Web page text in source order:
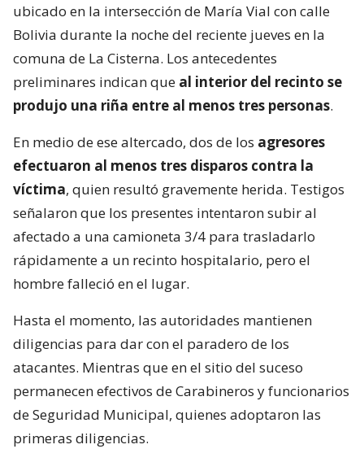
ubicado en la intersección de María Vial con calle
Bolivia durante la noche del reciente jueves en la
comuna de La Cisterna. Los antecedentes
preliminares indican que al interior del recinto se
produjo una riña entre al menos tres personas.
En medio de ese altercado, dos de los agresores
efectuaron al menos tres disparos contra la
víctima, quien resultó gravemente herida. Testigos
señalaron que los presentes intentaron subir al
afectado a una camioneta 3/4 para trasladarlo
rápidamente a un recinto hospitalario, pero el
hombre falleció en el lugar.
Hasta el momento, las autoridades mantienen
diligencias para dar con el paradero de los
atacantes. Mientras que en el sitio del suceso
permanecen efectivos de Carabineros y funcionarios
de Seguridad Municipal, quienes adoptaron las
primeras diligencias.